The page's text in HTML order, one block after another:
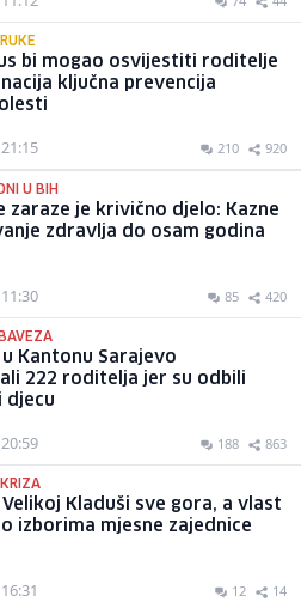
bi mogao osvijestiti roditelje
ključna prevencija
210 920
U BIH
zaraze je krivično djelo: Kazne
zdravlja do osam godina
85 420
Kantonu Sarajevo
222 roditelja jer su odbili
djecu
188 863
Kladuši sve gora, a vlast
izborima mjesne zajednice
12 14